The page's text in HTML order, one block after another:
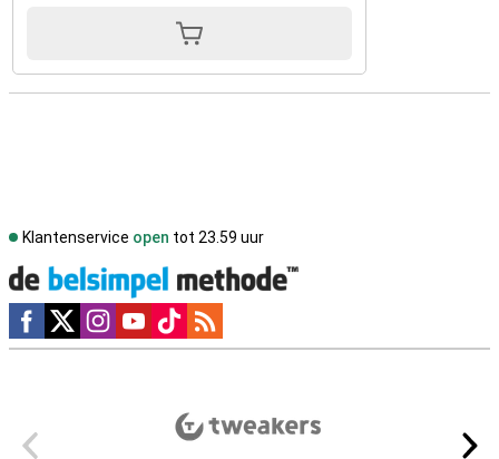
Klantenservice open tot 23.59 uur
Social media